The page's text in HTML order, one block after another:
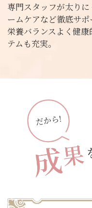
専門スタッフが太り
ームケアなど徹底サポ
栄養バランスよく健
テムも充実。